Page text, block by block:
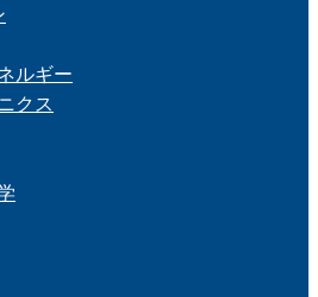
ルギー
クス